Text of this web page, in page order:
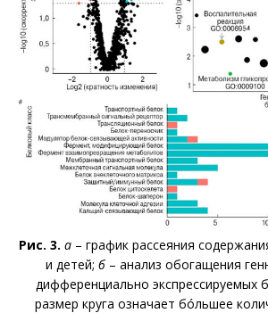
Рис. 3. а– график рассеяния
и детей; б– анализ обогащения
дифференциально экспрессируемых
размер круга означает бóльшее